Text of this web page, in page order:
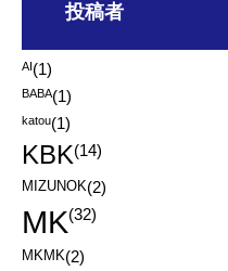
投稿者
AI(1)
BABA(1)
katou(1)
KBK(14)
MIZUNOK(2)
MK(32)
MKMK(2)